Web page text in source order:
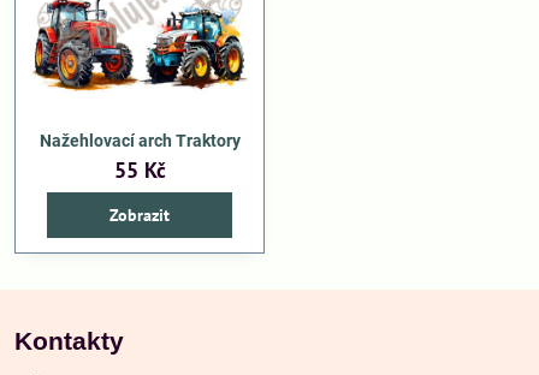
Nažehlovací arch Traktory
55 Kč
Zobrazit
Kontakty